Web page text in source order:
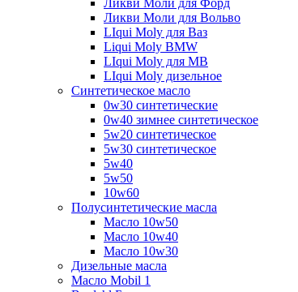
Ликви Моли для Форд
Ликви Моли для Вольво
LIqui Moly для Ваз
Liqui Moly BMW
LIqui Moly для MB
LIqui Moly дизельное
Синтетическое масло
0w30 синтетические
0w40 зимнее синтетическое
5w20 синтетическое
5w30 синтетическое
5w40
5w50
10w60
Полусинтетические масла
Масло 10w50
Масло 10w40
Масло 10w30
Дизельные масла
Масло Mobil 1